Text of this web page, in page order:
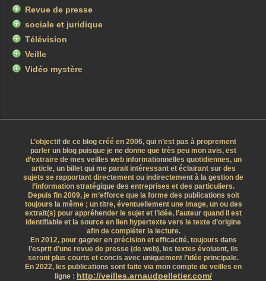
Revue de presse
sociale et juridique
Télévision
Veille
Vidéo mystère
L’objectif de ce blog créé en 2006, qui n’est pas à proprement
parler un blog puisque je ne donne que très peu mon avis, est
d’extraire de mes veilles web informationnelles quotidiennes, un
article, un billet qui me parait intéressant et éclairant sur des
sujets se rapportant directement ou indirectement à la gestion de
l’information stratégique des entreprises et des particuliers.
Depuis fin 2009, je m’efforce que la forme des publications soit
toujours la même ; un titre, éventuellement une image, un ou des
extrait(s) pour appréhender le sujet et l’idée, l’auteur quand il est
identifiable et la source en lien hypertexte vers le texte d’origine
afin de compléter la lecture.
En 2012, pour gagner en précision et efficacité, toujours dans
l’esprit d’une revue de presse (de web), les textes évoluent, ils
seront plus courts et concis avec uniquement l’idée principale.
En 2022, les publications sont faite via mon compte de veilles en
ligne : http://veilles.arnaudpelletier.com/